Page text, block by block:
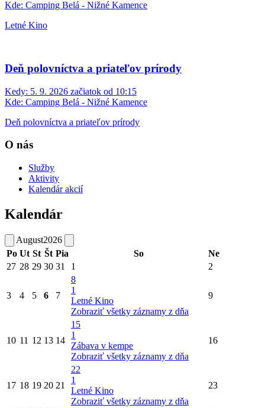
Kde: Camping Belá - Nižné Kamence
Letné Kino
Deň polovníctva a priateľov prírody
Kedy: 5. 9. 2026 začiatok od 10:15
Kde: Camping Belá - Nižné Kamence
Deň polovníctva a priateľov prírody
O nás
Služby
Aktivity
Kalendár akcií
Kalendár
August2026
Po Ut St Št Pia So
Ne
27 28 29 30 31 1 2
3 4 5 6 7
8
1
Letné Kino
Zobraziť všetky záznamy z dňa
9
10 11 12 13 14
15
1
Zábava v kempe
Zobraziť všetky záznamy z dňa
16
17 18 19 20 21
22
1
Letné Kino
Zobraziť všetky záznamy z dňa
23